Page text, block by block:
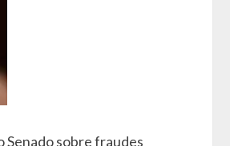
Senado sobre fraudes